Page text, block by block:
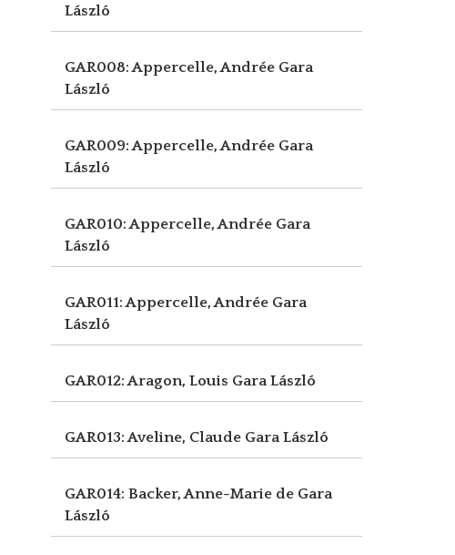
László
GAR008: Appercelle, Andrée Gara
László
GAR009: Appercelle, Andrée Gara
László
GAR010: Appercelle, Andrée Gara
László
GAR011: Appercelle, Andrée Gara
László
GAR012: Aragon, Louis Gara László
GAR013: Aveline, Claude Gara László
GAR014: Backer, Anne-Marie de Gara
László